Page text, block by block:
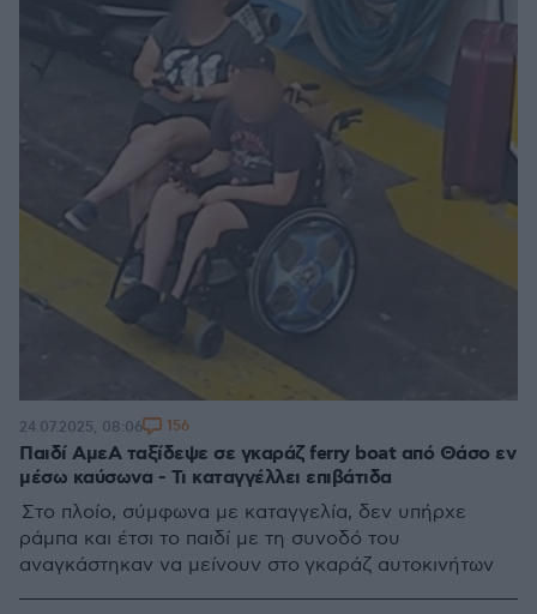
Παιδί ΑμεΑ ταξίδεψε σε γκαράζ ferry boat από Θάσο εν
μέσω καύσωνα - Τι καταγγέλλει επιβάτιδα
Στο πλοίο, σύμφωνα με καταγγελία, δεν υπήρχε
ράμπα και έτσι το παιδί με τη συνοδό του
αναγκάστηκαν να μείνουν στο γκαράζ αυτοκινήτων
24.07.2025, 08:06 156